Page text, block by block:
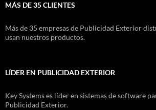
MÁS DE 35 CLIENTES
Más de 35 empresas de Publicidad Exterior
usan nuestros productos.
LÍDER EN PUBLICIDAD EXTERIOR
Key Systems es líder en sistemas de software
Publicidad Exterior.